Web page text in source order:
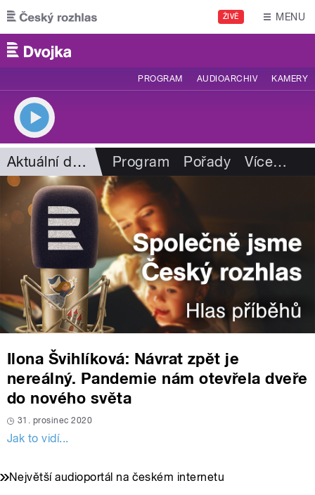
Přejít k hlavnímu obsahu
ŽIVĚ MENU
PROGRAM AUDIOARCHIV KAMERY
Aktuální dění Program Pořady Více…
Ilona Švihlíková: Návrat zpět je
nereálný. Pandemie nám otevřela dveře
do nového světa
31. prosinec 2020
Jak to vidí...
Největší audioportál na českém internetu